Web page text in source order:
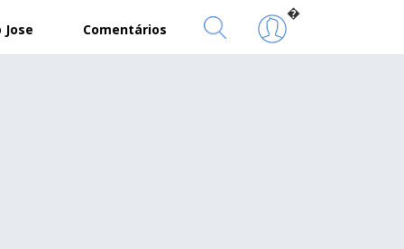
Comentários
�